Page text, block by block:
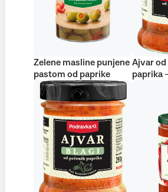
Zelene masline punjene
pastom od paprike
Ajvar od
paprika